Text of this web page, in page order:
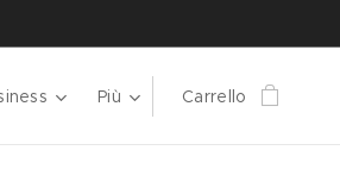
Più Carrello